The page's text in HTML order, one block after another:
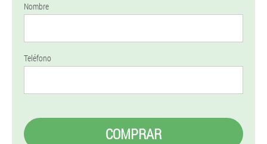
Nombre
Teléfono
COMPRAR